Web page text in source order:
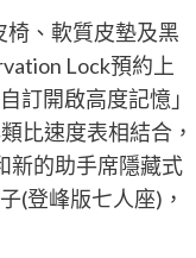
椅、軟質皮墊及黑
Lock預約上
訂開啟高度記憶」
比速度表相結合，
新的助手席隱藏式
(登峰版七人座)，